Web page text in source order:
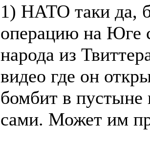
1) НАТО таки да,
операцию на Юге
народа из
видео где он
бомбит в пустыне
сами. Может им